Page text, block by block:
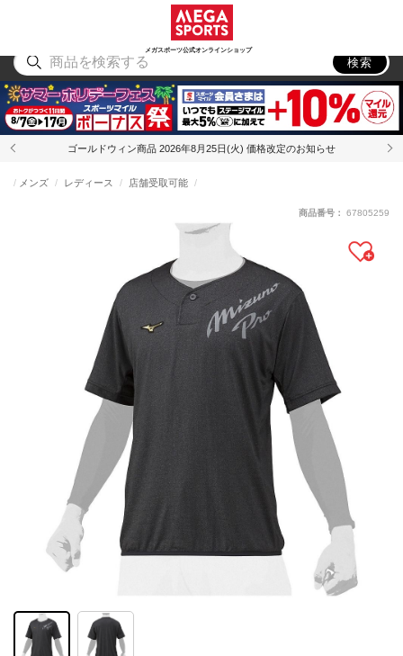
メガスポーツ公式オンラインショップ
アウトドア
検索
ゴールドウィン商品 2026年8月25日(火) 価格改定のお知らせ
メンズ レディース 店舗受取可能
商品番号： 67805259